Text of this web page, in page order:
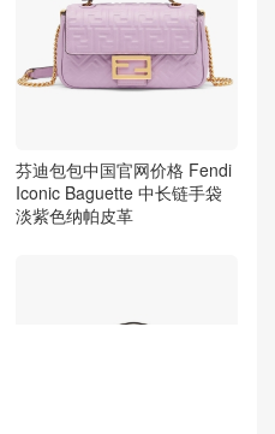
芬迪包包中国官网价格 Fendi
Iconic Baguette 中长链手袋
淡紫色纳帕皮革